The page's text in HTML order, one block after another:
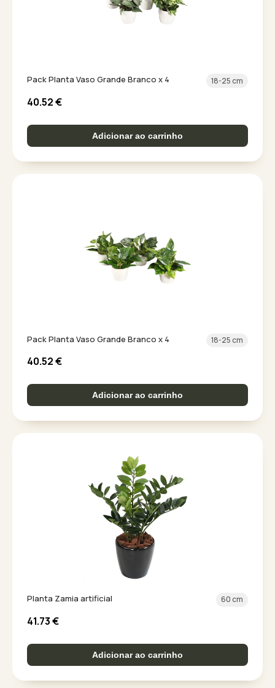
Pack Planta Vaso Grande Branco x 4 18-25 cm
40.52€
Adicionar ao carrinho
Pack Planta Vaso Grande Branco x 4 18-25 cm
40.52€
Adicionar ao carrinho
Planta Zamia artificial 60 cm
41.73€
Adicionar ao carrinho